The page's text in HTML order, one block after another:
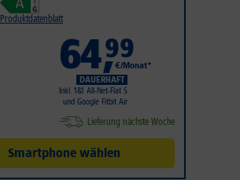
Produktdatenblatt
64,99
€/Monat*
DAUERHAFT
Inkl. 1&1 All-Net-Flat S
und Google Fitbit Air
Lieferung nächste Woche
Smartphone wählen